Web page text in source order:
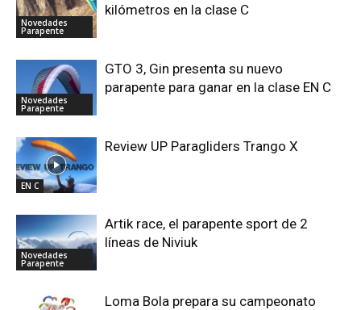
Novedades
Parapente
kilómetros en la clase C
Novedades
Parapente
GTO 3, Gin presenta su nuevo
parapente para ganar en la clase EN C
EN C
Review UP Paragliders Trango X
Novedades
Parapente
Artik race, el parapente sport de 2
líneas de Niviuk
Loma Bola prepara su campeonato